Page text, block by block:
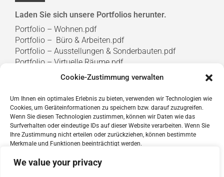
We value your privacy
Cookie-Zustimmung verwalten
Um Ihnen ein optimales Erlebnis zu bieten, verwenden wir Technologien wie
Cookies, um Geräteinformationen zu speichern bzw. darauf zuzugreifen.
Wenn Sie diesen Technologien zustimmen, können wir Daten wie das
Surfverhalten oder eindeutige IDs auf dieser Website verarbeiten. Wenn Sie
Ihre Zustimmung nicht erteilen oder zurückziehen, können bestimmte
Merkmale und Funktionen beeinträchtigt werden.
Laden Sie sich unsere Portfolios herunter.
Portfolio – Wohnen.pdf
Portfolio – Büro & Arbeiten.pdf
Portfolio – Ausstellungen & Sonderbauten.pdf
Portfolio – Virtuelle Räume.pdf
Abonnieren Sie unseren Newsletter.​